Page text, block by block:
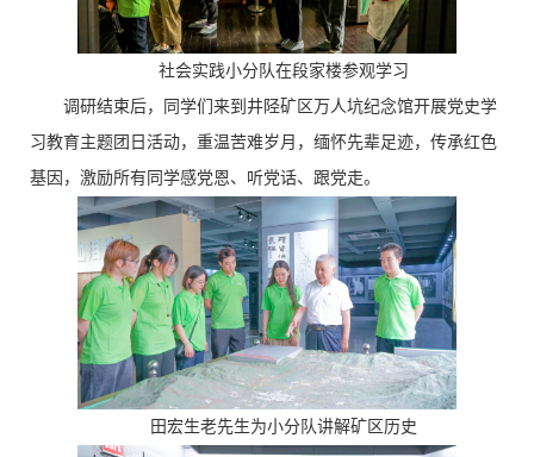
社会实践小分队在段家楼参观学习
调研结束后，同学们来到井陉矿区万人坑纪念馆开展党史学
习教育主题团日活动，重温苦难岁月，缅怀先辈足迹，传承红色
基因，激励所有同学感党恩、听党话、跟党走。
田宏生老先生为小分队讲解矿区历史